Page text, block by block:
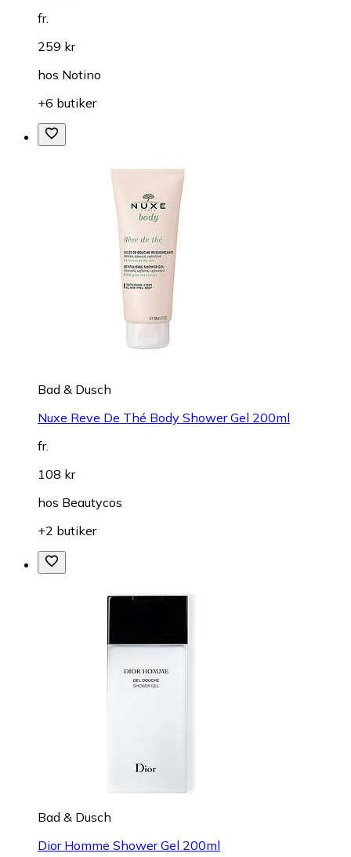
fr.
259 kr
hos Notino
+6 butiker
Bad & Dusch
Nuxe Reve De Thé Body Shower Gel 200ml
fr.
108 kr
hos Beautycos
+2 butiker
Bad & Dusch
Dior Homme Shower Gel 200ml